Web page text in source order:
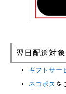
翌日配送対
ギフトサー
ネコポス を